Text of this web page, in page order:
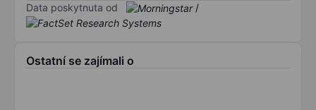
Data poskytnuta od /
Ostatní se zajímali o